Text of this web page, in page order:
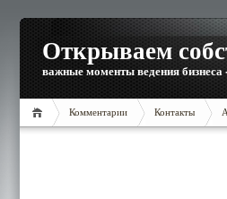
Открываем
важные моменты ведения бизнеса
Комментарии Контакты